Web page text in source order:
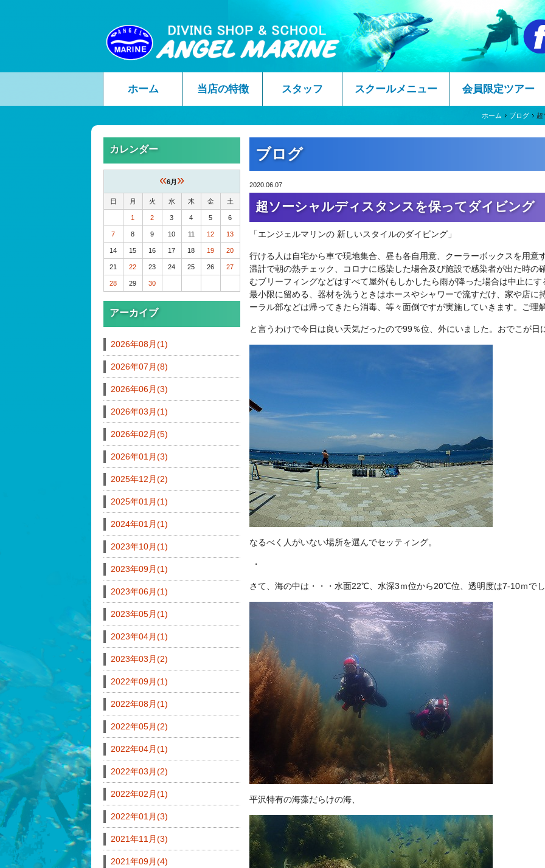
ホーム 当店の特徴 スタッフ スクールメニュー 会員限定ツアー
ホーム ブログ 超
ブログ
2020.06.07
超ソーシャルディスタンスを保ってダイビン
「エンジェルマリンの 新しいスタイルのダイビング」
行ける人は自宅から車で現地集合、昼も各自用意、クーラーボックスを用意
温計で朝の熱チェック、コロナに感染した場合及び施設で感染者が出た時の
むブリーフィングなどはすべて屋外(もしかしたら雨が降った場合は中止に
最小限に留める、器材を洗うときはホースやシャワーで流すだけ、家や店に
ーラル部などは帰ってきたら消毒、等々面倒ですが実施していきます。ご理
と言うわけで今日は良い天気だったので99％位、外にいました。おでこが日
なるべく人がいない場所を選んでセッティング。
・
さて、海の中は・・・水面22℃、水深3ｍ位から20℃位、透明度は7-10ｍで
平沢特有の海藻だらけの海、
カレンダー
«6月 »
日 月 火 水 木 金 土
1 2 3 4 5 6
7 8 9 10 11 12 13
14 15 16 17 18 19 20
21 22 23 24 25 26 27
28 29 30
アーカイブ
2026年08月(1)
2026年07月(8)
2026年06月(3)
2026年03月(1)
2026年02月(5)
2026年01月(3)
2025年12月(2)
2025年01月(1)
2024年01月(1)
2023年10月(1)
2023年09月(1)
2023年06月(1)
2023年05月(1)
2023年04月(1)
2023年03月(2)
2022年09月(1)
2022年08月(1)
2022年05月(2)
2022年04月(1)
2022年03月(2)
2022年02月(1)
2022年01月(3)
2021年11月(3)
2021年09月(4)